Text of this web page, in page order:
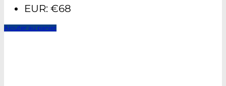
EUR: €68
Ajouter au panier